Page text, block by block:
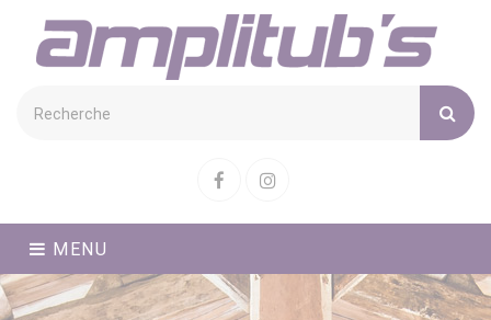
FacebookInstagram
MENU
Cookies management panel